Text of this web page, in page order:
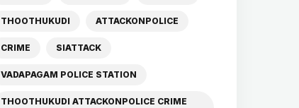
THOOTHUKUDI ATTACKONPOLICE
CRIME SIATTACK
VADAPAGAM POLICE STATION
THOOTHUKUDI ATTACKONPOLICE CRIME